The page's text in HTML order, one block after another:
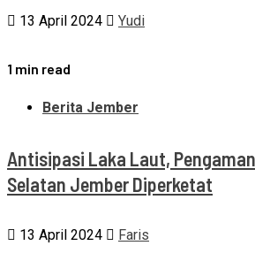
13 April 2024 Yudi
1 min read
Berita Jember
Antisipasi Laka Laut,
Selatan Jember Diperketat
13 April 2024 Faris